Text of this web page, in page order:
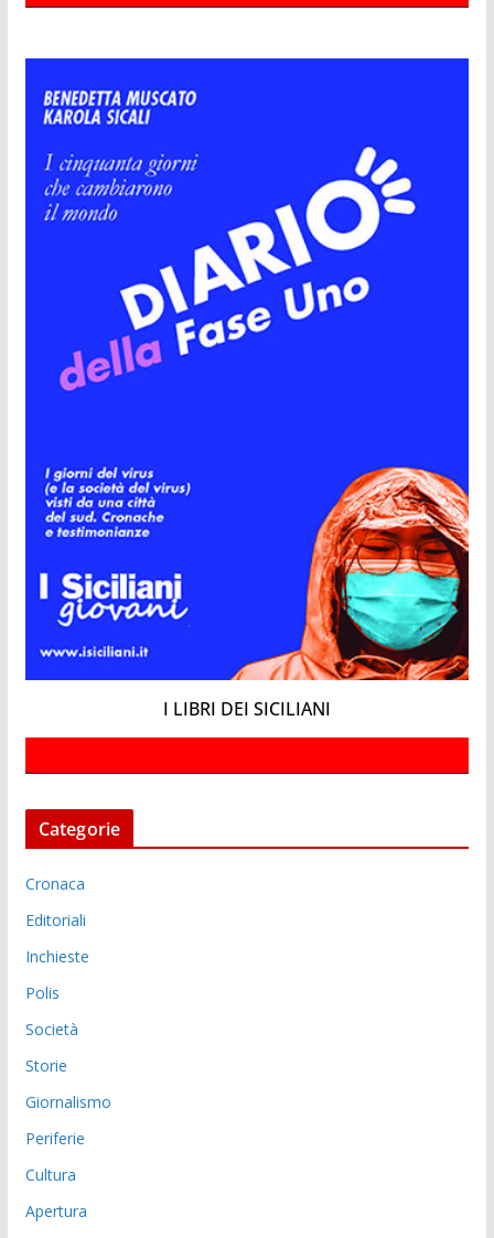
I LIBRI DEI SICILIANI
Categorie
Cronaca
Editoriali
Inchieste
Polis
Società
Storie
Giornalismo
Periferie
Cultura
Apertura